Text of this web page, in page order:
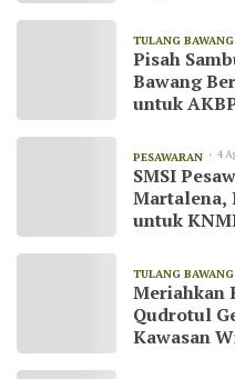
TULANG BAWANG
Pisah
Bawang
untuk
PESAWARAN 4
SMSI
Martalena,
untuk
TULANG BAWANG
Meriahkan
Qudrotul
Kawasan